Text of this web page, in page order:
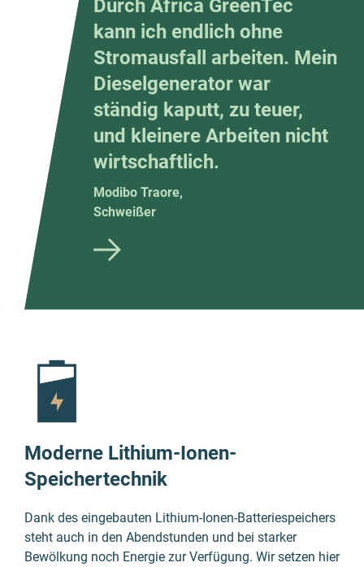
Durch Africa GreenTec
kann ich endlich ohne
Strom­ausfall arbeiten. Mein
Diesel­generator war
ständig kaputt, zu teuer,
und kleinere Arbeiten nicht
wirt­schaft­lich.
Modibo Traore,
Schweißer
Moderne Lithium-Ionen-
Speichertechnik
Dank des einge­bauten Lithium-Ionen-Batterie­speichers
steht auch in den Abend­stunden und bei starker
Bewölkung noch Energie zur Verfü­gung. Wir setzen hier